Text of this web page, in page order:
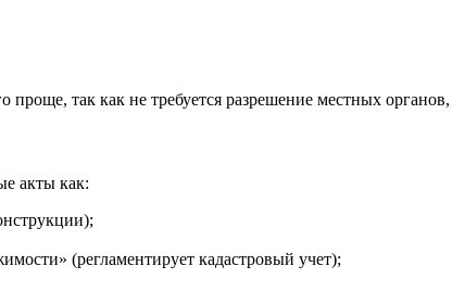
так как не требуется разрешение местных
акты как:
(регламентирует кадастровый учет);